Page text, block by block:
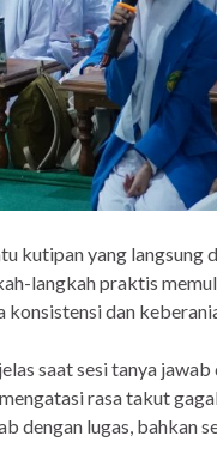
kutipan yang langsung
langkah praktis
konsistensi dan
saat sesi tanya
rasa takut
dengan lugas, bahkan